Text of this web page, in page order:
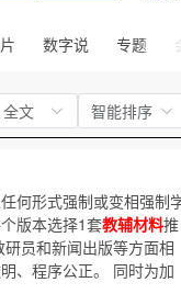
数字说 专题
全文 智能排序
何形式强制或变相强制
版本选择1套教辅材料推
员和新闻出版等方面相
、程序公正。 同时为加